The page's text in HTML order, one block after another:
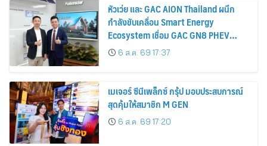
หัวเว่ย และ GAC AION Thailand ผนึก
กำลังขับเคลื่อน Smart Energy
Ecosystem เชื่อม GAC GN8 PHEV
รถยนต์ MPV ระดับพรีเมียม เข้ากับ
พลังงานแสงอาทิตย์ภายในบ้าน
6 ส.ค. 69 17:37
เมเจอร์ ซีนีเพล็กซ์ กรุ้ป มอบประสบการณ์
สุดคุ้มให้สมาชิก M GEN
6 ส.ค. 69 17:20